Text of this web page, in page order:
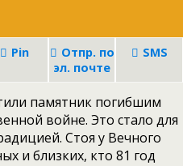
Pin
Отпр. по
эл. почте
SMS
памятник погибшим
войне. Это стало для
Стоя у Вечного
и близких, кто 81 год